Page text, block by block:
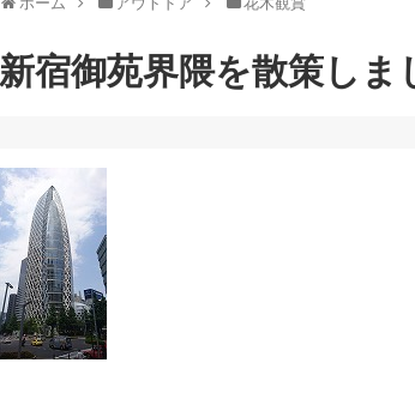
新宿御苑界隈を散策しま